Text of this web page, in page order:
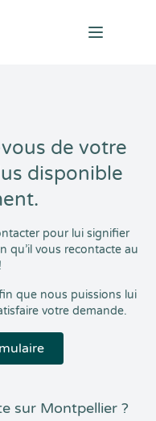
Open
de votre
disponible
pour lui signifier
qu’il vous recontacte au
que nous puissions lui
votre demande.
sur Montpellier ?